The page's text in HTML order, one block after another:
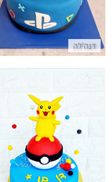
דנה'לה
התקשר/י
עוגה מעוצבת של פוקימון
התקשר/י